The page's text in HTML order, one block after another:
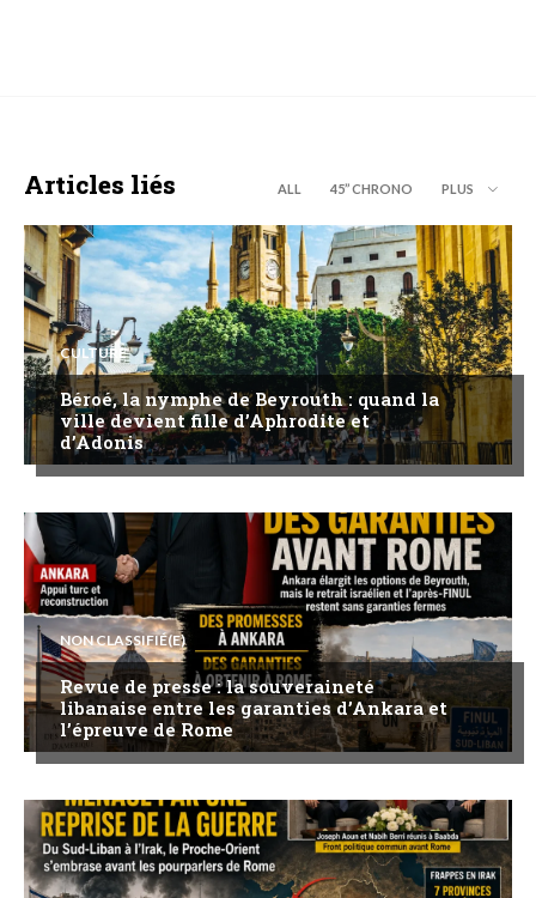
Articles liés ALL 45’’ CHRONO PLUS
CULTURE
Béroé, la nymphe de Beyrouth : quand la
ville devient fille d’Aphrodite et
d’Adonis
NON CLASSIFIÉ(E)
Revue de presse : la souveraineté
libanaise entre les garanties d’Ankara et
l’épreuve de Rome